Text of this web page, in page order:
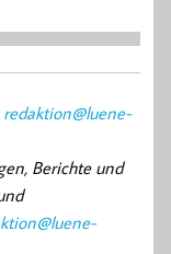
redaktion@luene-
Berichte und